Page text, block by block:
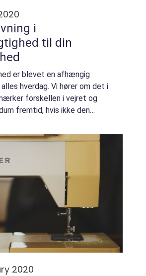
i
til din
er blevet en afhængig
hverdag. Vi hører om det i
forskellen i vejret og
fremtid, hvis ikke den
bæredygtighed et vigtigt og
2020